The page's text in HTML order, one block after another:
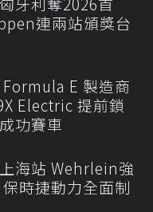
連兩站頒獎台
E 製造商
Electric 提前鎖
功賽車
海站 Wehrlein強
時捷動力全面制